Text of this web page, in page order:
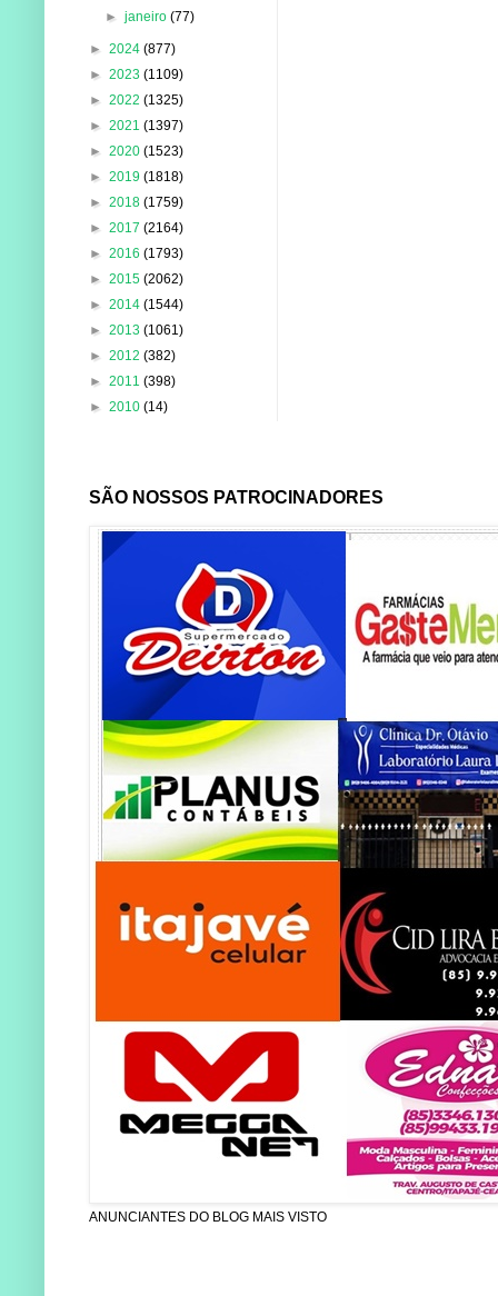
►janeiro(77)
► 2024 (877)
► 2023 (1109)
► 2022 (1325)
► 2021 (1397)
► 2020 (1523)
► 2019 (1818)
► 2018 (1759)
► 2017 (2164)
► 2016 (1793)
► 2015 (2062)
► 2014 (1544)
► 2013 (1061)
► 2012 (382)
► 2011 (398)
► 2010 (14)
SÃO NOSSOS PATROCINADORES
ANUNCIANTES DO BLOG MAIS VISTO